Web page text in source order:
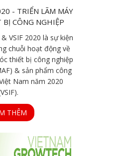
- TRIỂN LÃM MÁY
CÔNG NGHIỆP
VSIF 2020 là sự kiện
chuỗi hoạt động về
thiết bị công nghiệp
& sản phẩm công
Nam năm 2020
THÊM